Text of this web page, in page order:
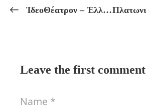
ἸδεοΘέατρον – Ἑλληνικόν Πνεῦμα Πρόγραμμα Μαθημάτων ἀπό 05/08 ἔως 08/08
Leave the first comment
Name *